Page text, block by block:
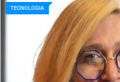
TECNOLOGIA